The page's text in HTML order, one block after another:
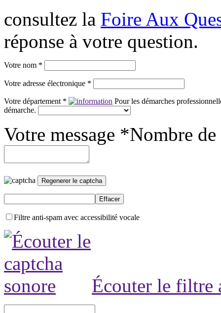
consultez la Foire Aux
réponse à votre question.
Votre nom *
Votre adresse électronique *
Votre département *
Pour les démarches
démarche.
Votre message *Nombre
Filtre anti-spam avec accessibilité vocale
Écouter le filtre